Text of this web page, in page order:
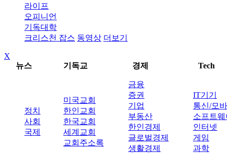
라이프
오피니언
기독대학
크리스천 잡스 동영상 더보기
X
뉴스
기독교 경제 Tech
정치
사회
국제
미국교회
한인교회
한국교회
세계교회
교회주소록
금융
증권
기업
부동산
한인경제
글로벌경제
생활경제
IT기기
통신/모
소프트웨
인터넷
게임
과학